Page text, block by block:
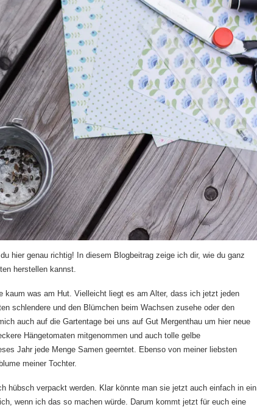
hier genau richtig! In diesem Blogbeitrag zeige ich dir, wie du ganz
herstellen kannst.
kaum was am Hut. Vielleicht liegt es am Alter, dass ich jetzt jeden
schlendere und den Blümchen beim Wachsen zusehe oder den
auch auf die Gartentage bei uns auf Gut Mergenthau um hier neue
Hängetomaten mitgenommen und auch tolle gelbe
Jahr jede Menge Samen geerntet. Ebenso von meiner liebsten
meiner Tochter.
hübsch verpackt werden. Klar könnte man sie jetzt auch einfach in ein
wenn ich das so machen würde. Darum kommt jetzt für euch eine